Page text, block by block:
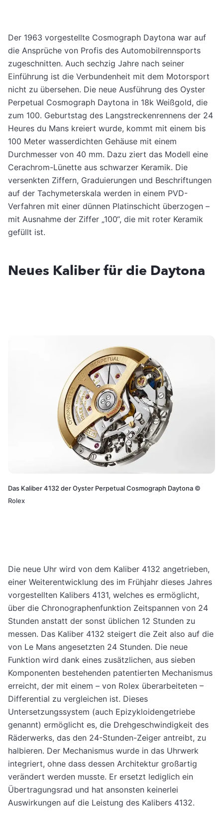
Der 1963 vorgestellte Cosmograph Daytona war auf
die Ansprüche von Profis des Automobilrennsports
zugeschnitten. Auch sechzig Jahre nach seiner
Einführung ist die Verbundenheit mit dem Motorsport
nicht zu übersehen. Die neue Ausführung des Oyster
Perpetual Cosmograph Daytona in 18k Weißgold, die
zum 100. Geburtstag des Langstreckenrennens der 24
Heures du Mans kreiert wurde, kommt mit einem bis
100 Meter wasserdichten Gehäuse mit einem
Durchmesser von 40 mm. Dazu ziert das Modell eine
Cerachrom-Lünette aus schwarzer Keramik. Die
versenkten Ziffern, Graduierungen und Beschriftungen
auf der Tachymeterskala werden in einem PVD-
Verfahren mit einer dünnen Platinschicht überzogen –
mit Ausnahme der Ziffer „100“, die mit roter Keramik
gefüllt ist.
Neues Kaliber für die Daytona
Das Kaliber 4132 der Oyster Perpetual Cosmograph Daytona ©
Rolex
Die neue Uhr wird von dem Kaliber 4132 angetrieben,
einer Weiterentwicklung des im Frühjahr dieses Jahres
vorgestellten Kalibers 4131, welches es ermöglicht,
über die Chronographenfunktion Zeitspannen von 24
Stunden anstatt der sonst üblichen 12 Stunden zu
messen. Das Kaliber 4132 steigert die Zeit also auf die
von Le Mans angesetzten 24 Stunden. Die neue
Funktion wird dank eines zusätzlichen, aus sieben
Komponenten bestehenden patentierten Mechanismus
erreicht, der mit einem – von Rolex überarbeiteten –
Differential zu vergleichen ist. Dieses
Untersetzungssystem (auch Epizykloidengetriebe
genannt) ermöglicht es, die Drehgeschwindigkeit des
Räderwerks, das den 24-Stunden-Zeiger antreibt, zu
halbieren. Der Mechanismus wurde in das Uhrwerk
integriert, ohne dass dessen Architektur großartig
verändert werden musste. Er ersetzt lediglich ein
Übertragungsrad und hat ansonsten keinerlei
Auswirkungen auf die Leistung des Kalibers 4132.